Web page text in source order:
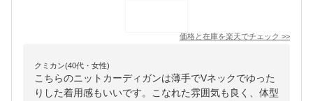
価格と在庫を楽天でチェック >>
クミカン(40代・女性)
こちらのニットカーディガンは薄手でVネックでゆった
りした着用感もいいです。こなれた雰囲気も良く、体型